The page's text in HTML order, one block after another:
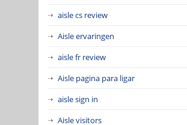
aisle cs review
Aisle ervaringen
aisle fr review
Aisle pagina para ligar
aisle sign in
Aisle visitors